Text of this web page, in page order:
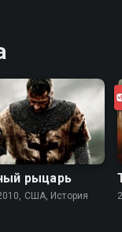
рыцарь
США, История